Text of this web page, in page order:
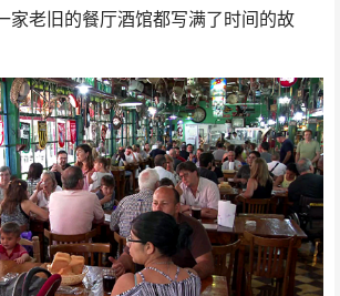
家老旧的餐厅酒馆都写满了时间的故